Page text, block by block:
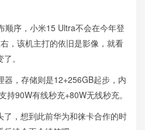
顺序，小米15 Ultra不会在今年登
，该机主打的依旧是影像，就看
。
器，存储则是12+256GB起步，内
90W有线秒充+80W无线秒充。
，想到此前华为和徕卡合作的时